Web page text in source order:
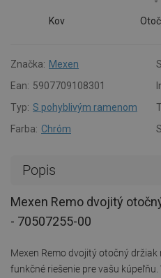
Kov
Značka: Mexen
Ean: 5907709108301
Typ: S pohyblivým ramenom
Farba: Chróm
Popis
Mexen Remo dvojitý
- 70507255-00
Mexen Remo dvojitý otočný držiak
funkčné riešenie pre vašu